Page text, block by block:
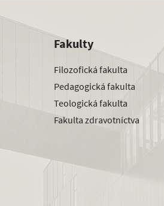
Fakulty
Filozofická fakulta
Pedagogická fakulta
Teologická fakulta
Fakulta zdravotníctva